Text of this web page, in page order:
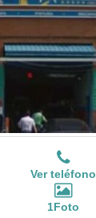
Ver teléfono
1Foto